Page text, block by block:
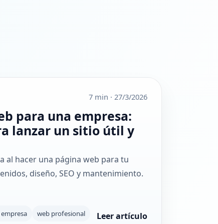
7 min · 27/3/2026
para una empresa:
lanzar un sitio útil y
al hacer una página web para tu
diseño, SEO y mantenimiento.
web profesional Leer artículo